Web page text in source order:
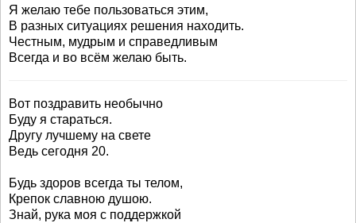
Я желаю тебе пользоваться этим,
В разных ситуациях решения находить.
Честным, мудрым и справедливым
Всегда и во всём желаю быть.
Вот поздравить необычно
Буду я стараться.
Другу лучшему на свете
Ведь сегодня 20.
Будь здоров всегда ты телом,
Крепок славною душою.
Знай, рука моя с поддержкой